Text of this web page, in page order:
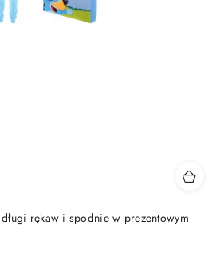
rękaw i spodnie w prezentowym